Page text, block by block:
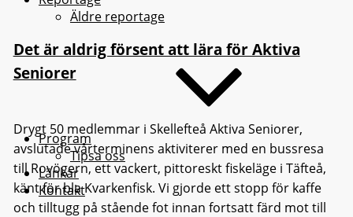
Äldre reportage
Program
Tipsa oss
Länkar
Kontakt
Det är aldrig försent att lära för Aktiva
Seniorer
Drygt 50 medlemmar i Skellefteå Aktiva Seniorer,
avslutade vårterminens aktiviterer med en bussresa
till Rovögern, ett vackert, pittoreskt fiskeläge i Täfteå,
känt för bla Kvarkenfisk. Vi gjorde ett stopp för kaffe
och tilltugg på stående fot innan fortsatt färd mot till